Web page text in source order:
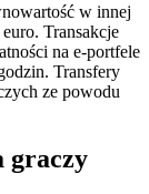
w innej
Transakcje
na e-portfele
Transfery
ze powodu
graczy